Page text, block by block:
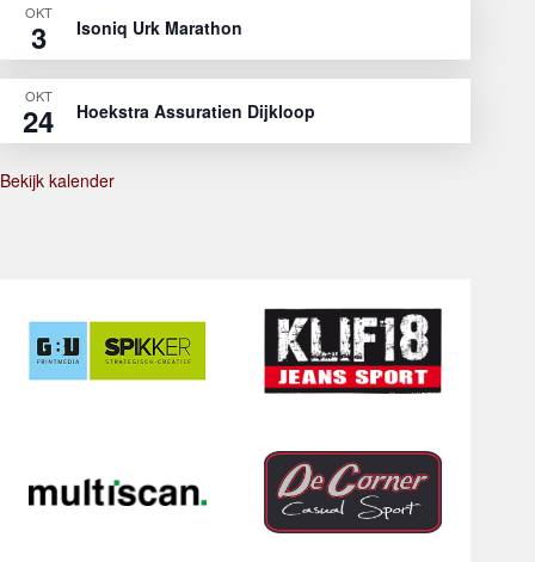
OKT
3 Isoniq Urk Marathon
OKT
24 Hoekstra Assuratien Dijkloop
Bekijk kalender